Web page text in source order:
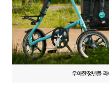
우아한청년들